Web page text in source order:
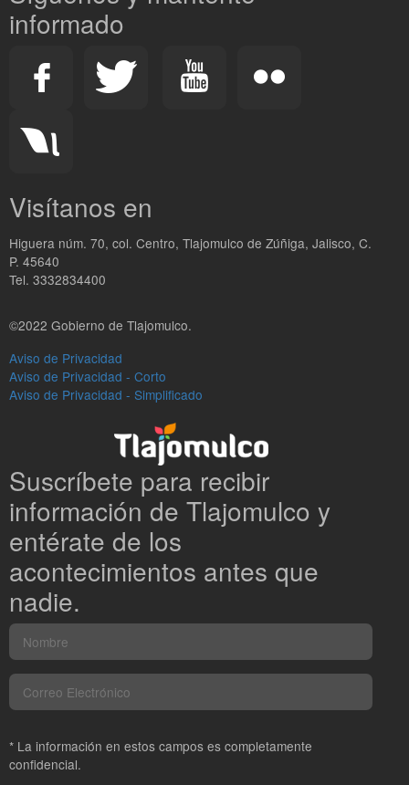
informado
Visítanos en
Higuera núm. 70, col. Centro, Tlajomulco de Zúñiga, Jalisco, C.
P. 45640
Tel. 3332834400
©2022 Gobierno de Tlajomulco.
Aviso de Privacidad
Aviso de Privacidad - Corto
Aviso de Privacidad - Simplificado
Suscríbete para recibir
información de Tlajomulco y
entérate de los
acontecimientos antes que
nadie.
* La información en estos campos es completamente
confidencial.